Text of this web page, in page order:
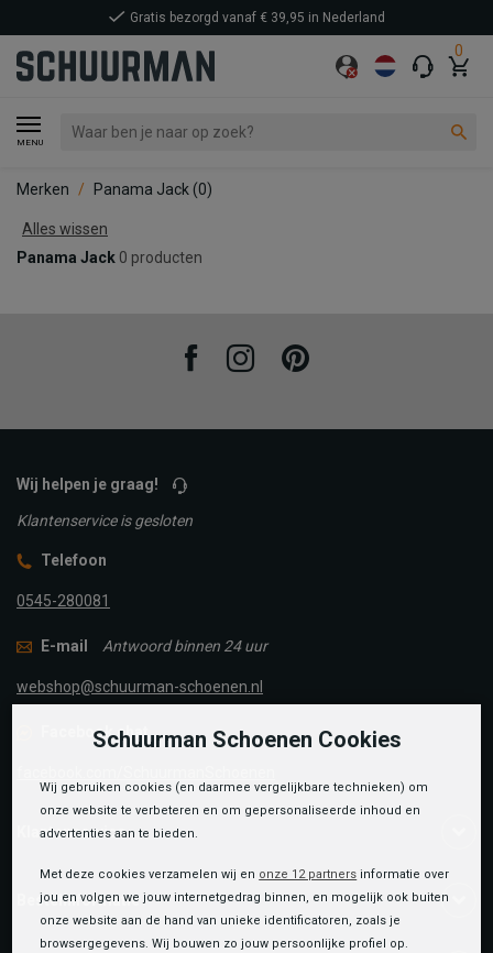
0
MENU
Gratis bezorgd vanaf € 39,95 in Nederland
Merken Panama Jack (0)
Alles wissen
Panama Jack 0 producten
FacebookInstagramPinterest
Wij helpen je graag!
Klantenservice is gesloten
Telefoon
0545-280081
E-mail Antwoord binnen 24 uur
webshop@schuurman-schoenen.nl
Facebook chat
Klantenservice
Bestelinformatie
Schuurman Schoenen Cookies
Wij gebruiken cookies (en daarmee vergelijkbare technieken) om
onze website te verbeteren en om gepersonaliseerde inhoud en
advertenties aan te bieden.
Met deze cookies verzamelen wij en onze 12 partners informatie over
jou en volgen we jouw internetgedrag binnen, en mogelijk ook buiten
onze website aan de hand van unieke identificatoren, zoals je
browsergegevens. Wij bouwen zo jouw persoonlijke profiel op.